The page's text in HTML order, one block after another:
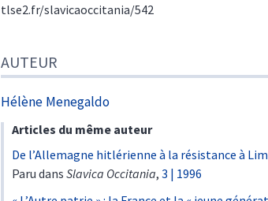
tlse2.fr/slavicaoccitania/542
AUTEUR
Hélène Menegaldo
Articles du même auteur
De l’Allemagne hitlérienne à la résistance à
Paru dans Slavica Occitania, 3 | 1996